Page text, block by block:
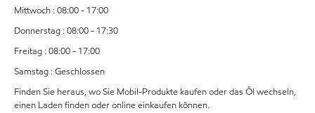
Mittwoch : 08:00 - 17:00
Donnerstag : 08:00 - 17:30
Freitag : 08:00 - 17:00
Samstag : Geschlossen
Finden Sie heraus, wo Sie Mobil-Produkte kaufen oder das Öl wechseln,
einen Laden finden oder online einkaufen können.